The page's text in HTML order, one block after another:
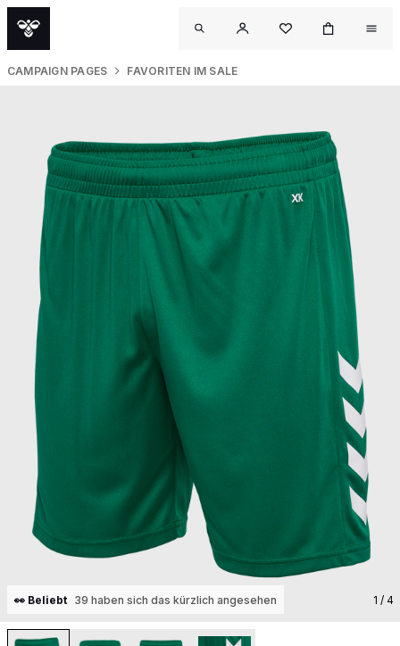
CAMPAIGN PAGES FAVORITEN IM SALE
👀 Beliebt 39 haben sich das kürzlich angesehen 1 / 4